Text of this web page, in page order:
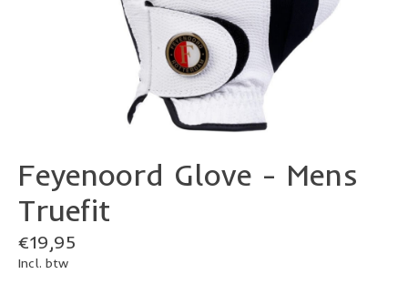
Feyenoord Glove - Mens
Truefit
€19,95
Incl. btw